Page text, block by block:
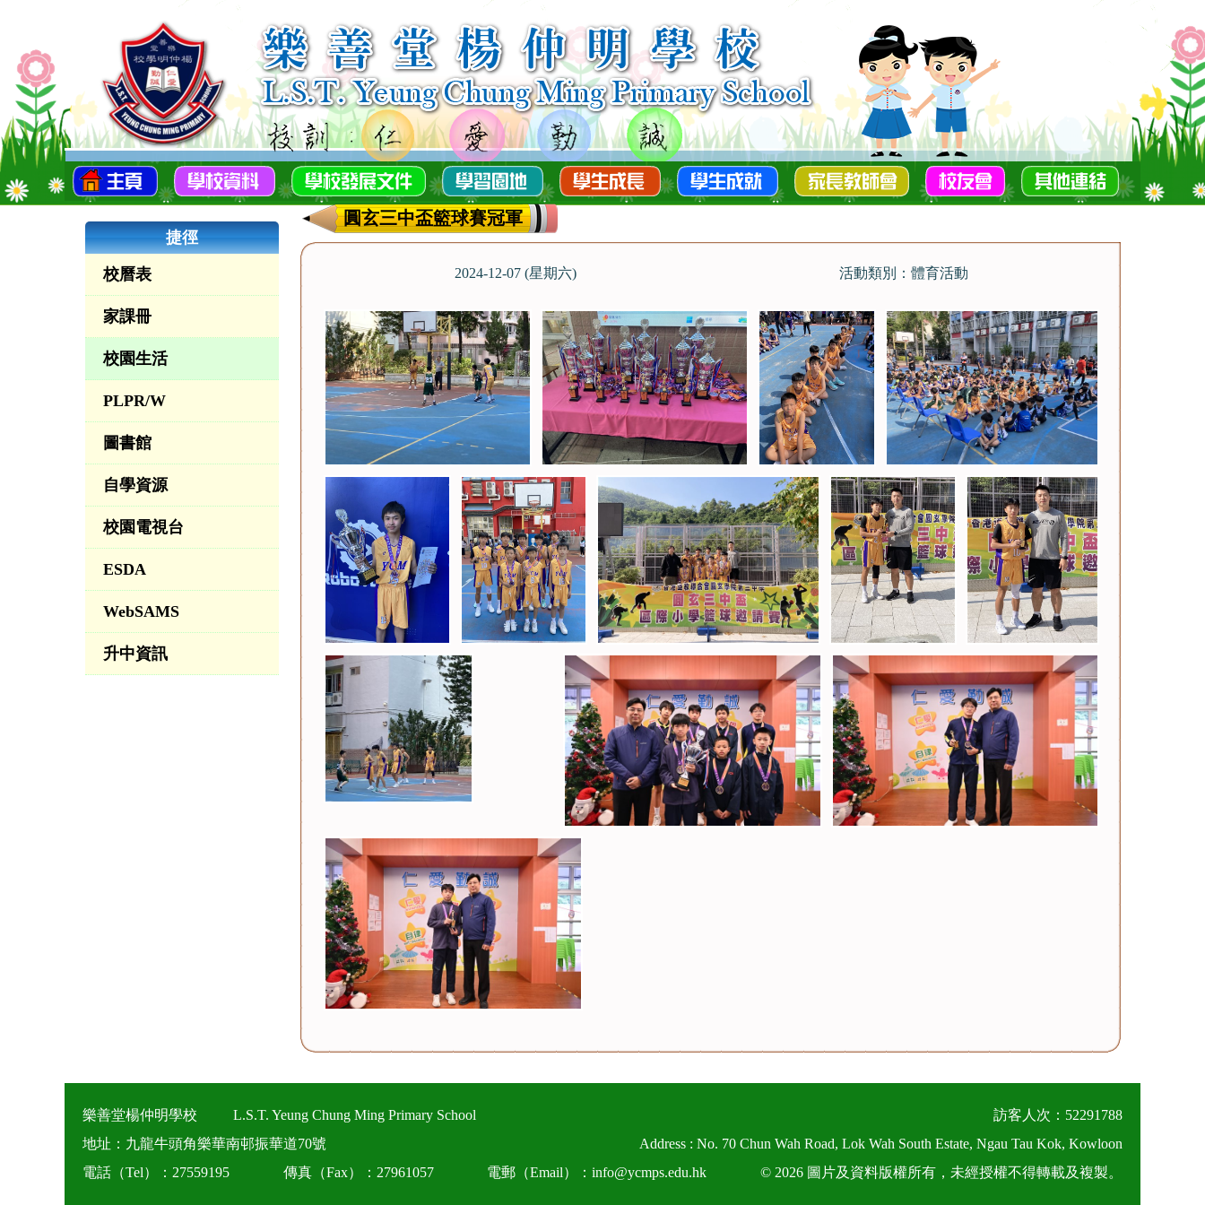
捷徑
校曆表
家課冊
校園生活
PLPR/W
圖書館
自學資源
校園電視台
ESDA
WebSAMS
升中資訊
圓玄三中盃籃球賽冠軍
2024-12-07 (星期六) 活動類別：體育活動
樂善堂楊仲明學校 L.S.T. Yeung Chung Ming Primary School
訪客人次：52291788
地址：九龍牛頭角樂華南邨振華道70號
Address : No. 70 Chun Wah Road, Lok Wah South Estate, Ngau Tau Kok, Kowloon
電話（Tel）：27559195
傳真（Fax）：27961057 電郵（Email）：info@ycmps.edu.hk © 2026 圖片及資料版權所有，未經授權不得轉載及複製。